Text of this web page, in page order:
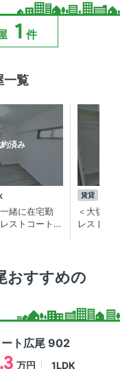
1 件
一覧
済み
緒に在宅勤
ストコート広
賃貸
＜大切な
レストコ
おすすめの
ト広尾 902
万円 1LDK